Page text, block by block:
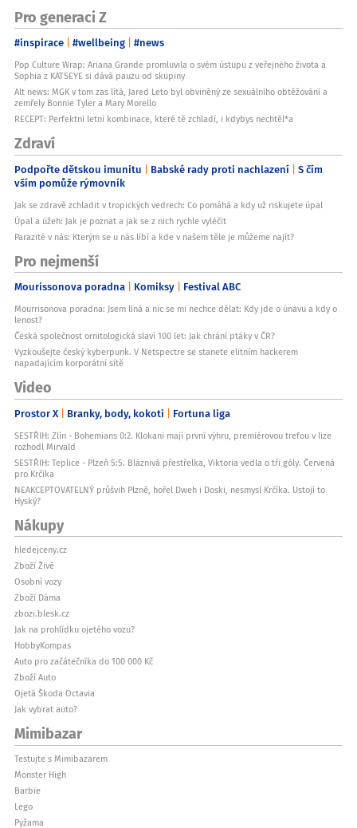
Pro generaci Z
#inspirace #wellbeing #news
Pop Culture Wrap: Ariana Grande promluvila o svém ústupu z veřejného života a
Sophia z KATSEYE si dává pauzu od skupiny
Alt news: MGK v tom zas lítá, Jared Leto byl obviněný ze sexuálního obtěžování a
zemřely Bonnie Tyler a Mary Morello
RECEPT: Perfektní letní kombinace, které tě zchladí, i kdybys nechtěl*a
Zdraví
Podpořte dětskou imunitu Babské rady proti nachlazení S čím
vším pomůže rýmovník
Jak se zdravě zchladit v tropických vedrech: Co pomáhá a kdy už riskujete úpal
Úpal a úžeh: Jak je poznat a jak se z nich rychle vyléčit
Parazité v nás: Kterým se u nás líbí a kde v našem těle je můžeme najít?
Pro nejmenší
Mourissonova poradna Komiksy Festival ABC
Mourrisonova poradna: Jsem líná a nic se mi nechce dělat: Kdy jde o únavu a kdy o
lenost?
Česká společnost ornitologická slaví 100 let: Jak chrání ptáky v ČR?
Vyzkoušejte český kyberpunk. V Netspectre se stanete elitním hackerem
napadajícím korporátní sítě
Video
Prostor X Branky, body, kokoti Fortuna liga
SESTŘIH: Zlín - Bohemians 0:2. Klokani mají první výhru, premiérovou trefou v lize
rozhodl Mirvald
SESTŘIH: Teplice - Plzeň 5:5. Bláznivá přestřelka, Viktoria vedla o tři góly. Červená
pro Krčíka
NEAKCEPTOVATELNÝ průšvih Plzně, hořel Dweh i Doski, nesmysl Krčíka. Ustojí to
Hyský?
Nákupy
hledejceny.cz
Zboží Živě
Osobní vozy
Zboží Dáma
zbozi.blesk.cz
Jak na prohlídku ojetého vozu?
HobbyKompas
Auto pro začátečníka do 100 000 Kč
Zboží Auto
Ojetá Škoda Octavia
Jak vybrat auto?
Mimibazar
Testujte s Mimibazarem
Monster High
Barbie
Lego
Pyžama